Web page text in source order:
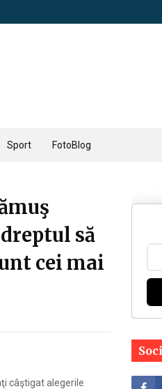
Sport FotoBlog
să
cei mai
câştigat alegerile